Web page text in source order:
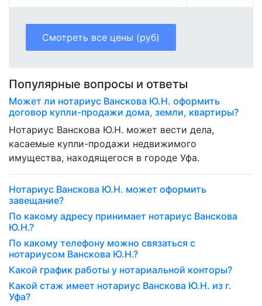
Смотреть все цены (руб)
Популярные вопросы и ответы
Может ли нотариус Ванскова Ю.Н. оформить
договор купли-продажи дома, земли, квартиры?
Нотариус Ванскова Ю.Н. может вести дела,
касаемые купли-продажи недвижимого
имущества, находящегося в городе Уфа.
Нотариус Ванскова Ю.Н. может оформить
завещание?
По какому адресу принимает нотариус Ванскова
Ю.Н.?
По какому телефону можно связаться с
нотариусом Ванскова Ю.Н.?
Какой график работы у нотариальной конторы?
Какой стаж имеет нотариус Ванскова Ю.Н. из г.
Уфа?